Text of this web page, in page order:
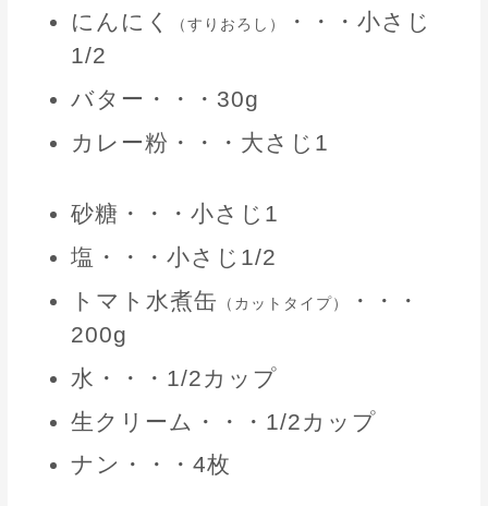
にんにく
（すりおろし）
・・・小さじ
1/2
バター・・・30g
カレー粉・・・大さじ1
砂糖・・・小さじ1
塩・・・小さじ1/2
トマト水煮缶
（カットタイプ）
・・・
200g
水・・・1/2カップ
生クリーム・・・1/2カップ
ナン・・・4枚